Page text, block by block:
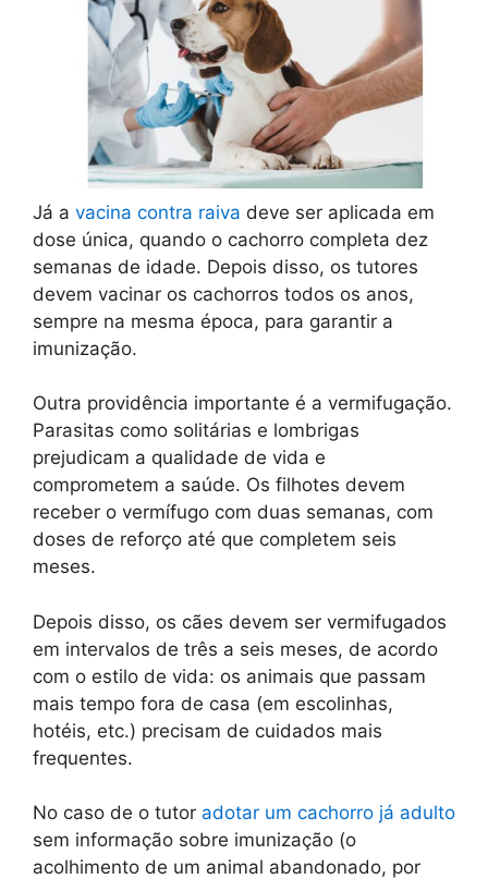
Já a vacina contra raiva deve ser aplicada em
dose única, quando o cachorro completa dez
semanas de idade. Depois disso, os tutores
devem vacinar os cachorros todos os anos,
sempre na mesma época, para garantir a
imunização.
Outra providência importante é a vermifugação.
Parasitas como solitárias e lombrigas
prejudicam a qualidade de vida e
comprometem a saúde. Os filhotes devem
receber o vermífugo com duas semanas, com
doses de reforço até que completem seis
meses.
Depois disso, os cães devem ser vermifugados
em intervalos de três a seis meses, de acordo
com o estilo de vida: os animais que passam
mais tempo fora de casa (em escolinhas,
hotéis, etc.) precisam de cuidados mais
frequentes.
No caso de o tutor adotar um cachorro já adulto
sem informação sobre imunização (o
acolhimento de um animal abandonado, por